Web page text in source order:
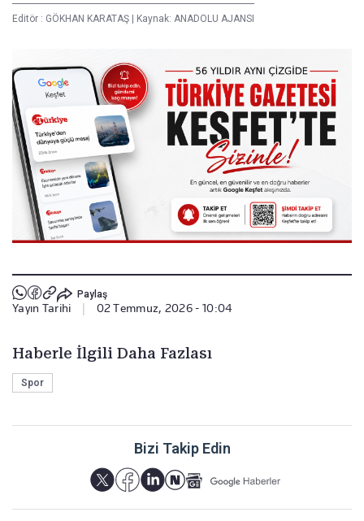
Editör : GÖKHAN KARATAŞ | Kaynak: ANADOLU AJANSI
Paylaş
Yayın Tarihi 02 Temmuz, 2026 - 10:04
Haberle İlgili Daha Fazlası
Spor
Bizi Takip Edin